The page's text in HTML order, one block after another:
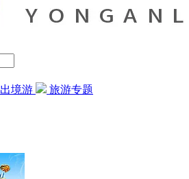
出境游
旅游专题